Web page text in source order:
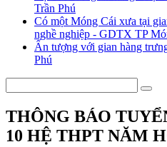
Trần Phú
Có một Móng Cái xưa tại
nghề nghiệp - GDTX TP
Ấn tượng với gian hàng
Phú
THÔNG BÁO
10 HỆ THPT NĂM